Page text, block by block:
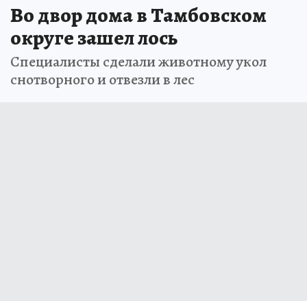
Во двор дома в Тамбовском
округе зашел лось
Специалисты сделали животному укол
снотворного и отвезли в лес